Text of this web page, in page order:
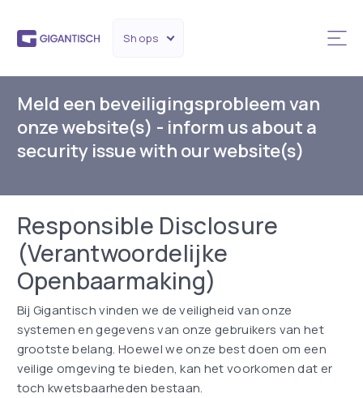
Shops
Meld een beveiligingsprobleem van
onze website(s) - inform us about a
security issue with our website(s)
Responsible Disclosure
(Verantwoordelijke
Openbaarmaking)
Bij Gigantisch vinden we de veiligheid van onze
systemen en gegevens van onze gebruikers van het
grootste belang. Hoewel we onze best doen om een
veilige omgeving te bieden, kan het voorkomen dat er
toch kwetsbaarheden bestaan.